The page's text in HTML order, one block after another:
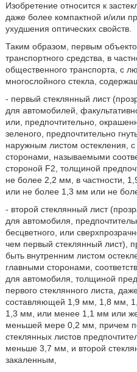
Изобретение относится к
даже более компактной и/или
ухудшения оптических свойств.
Таким образом, первым
транспортного средства, в
общественного транспорта, с
многослойного стекла,
- первый стеклянный лист
для автомобилей,
или, предпочтительно,
зеленого, предпочтительно
наружным листом остекления,
сторонами, называемыми
стороной F2, толщиной
не более 2,2 мм, в частности,
или не более 1,3 мм или не
- второй стеклянный лист
для автомобиля,
бесцветного, или
чем первый стеклянный лист),
быть внутренним листом
главными сторонами,
для автомобиля, толщиной
первого стеклянного листа,
составляющей 1,9 мм, 1,8 мм,
1,3 мм, или менее 1,1 мм или
меньшей мере 0,2 мм, причем
стеклянных листов
меньше 3,7 мм, и второй
закаленным,